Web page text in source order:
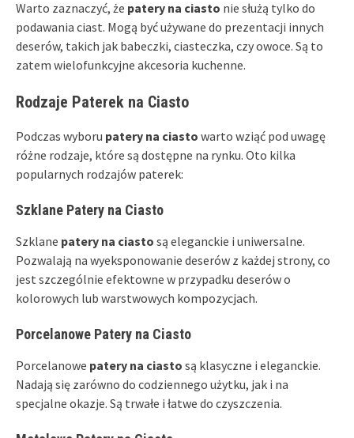
Warto zaznaczyć, że patery na ciasto nie służą tylko do
podawania ciast. Mogą być używane do prezentacji innych
deserów, takich jak babeczki, ciasteczka, czy owoce. Są to
zatem wielofunkcyjne akcesoria kuchenne.
Rodzaje Paterek na Ciasto
Podczas wyboru patery na ciasto warto wziąć pod uwagę
różne rodzaje, które są dostępne na rynku. Oto kilka
popularnych rodzajów paterek:
Szklane Patery na Ciasto
Szklane patery na ciasto są eleganckie i uniwersalne.
Pozwalają na wyeksponowanie deserów z każdej strony, co
jest szczególnie efektowne w przypadku deserów o
kolorowych lub warstwowych kompozycjach.
Porcelanowe Patery na Ciasto
Porcelanowe patery na ciasto są klasyczne i eleganckie.
Nadają się zarówno do codziennego użytku, jak i na
specjalne okazje. Są trwałe i łatwe do czyszczenia.